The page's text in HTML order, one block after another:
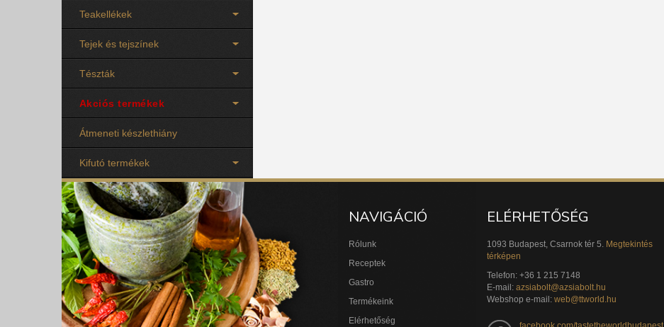
Teakellékek
Tejek és tejszínek
Tészták
Akciós termékek
Átmeneti készlethiány
Kifutó termékek
NAVIGÁCIÓ
Rólunk
Receptek
Gastro
Termékeink
Elérhetőség
ELÉRHETŐSÉG
1093 Budapest, Csarnok tér 5. Megtekintés
térképen
Telefon: +36 1 215 7148
E-mail: azsiabolt@azsiabolt.hu
Webshop e-mail: web@ttworld.hu